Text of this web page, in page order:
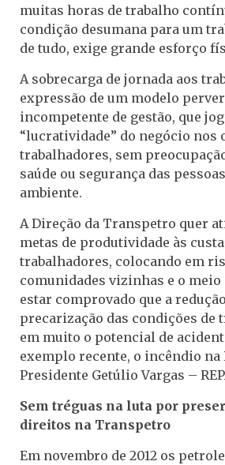
muitas horas de trabalho
condição desumana para um
de tudo, exige grande esforço
A sobrecarga de jornada aos
expressão de um modelo
incompetente de gestão, que
“lucratividade” do negócio nos
trabalhadores, sem
saúde ou segurança das
ambiente.
A Direção da Transpetro quer
metas de produtividade às
trabalhadores, colocando em
comunidades vizinhas e o meio
estar comprovado que a
precarização das condições de
em muito o potencial de
exemplo recente, o incêndio na
Presidente Getúlio Vargas –
Sem tréguas na luta por
direitos na Transpetro
Em novembro de 2012 os